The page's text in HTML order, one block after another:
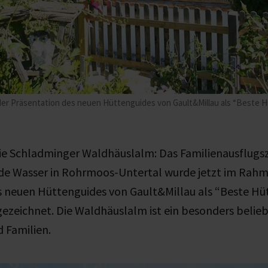
Präsentation des neuen Hüttenguides von Gault&Millau als “Beste
Schladminger Waldhäuslalm: Das
Wasser in Rohrmoos-Untertal wurde jetzt im
Hüttenguides von Gault&Millau als “Beste
Die Waldhäuslalm ist ein besonders
Familien.